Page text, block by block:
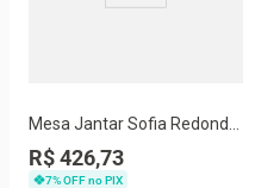
Mesa Jantar Sofia Redonda
80cm Linum 18mm Pés de
Madeira Natural Marin
R$ 426,73
7% OFF no PIX